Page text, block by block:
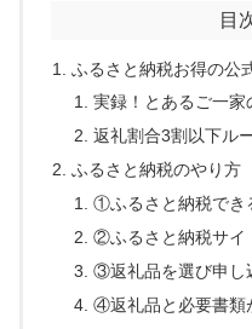
目
ふるさと納税お得の公
実録！とあるご一
返礼割合3割以下ル
ふるさと納税のやり方
①ふるさと納税でき
②ふるさと納税サイ
③返礼品を選び申し
④返礼品と必要書類